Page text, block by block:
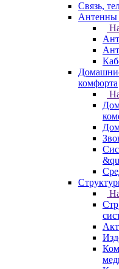
Связь,
Антенны
комфорта